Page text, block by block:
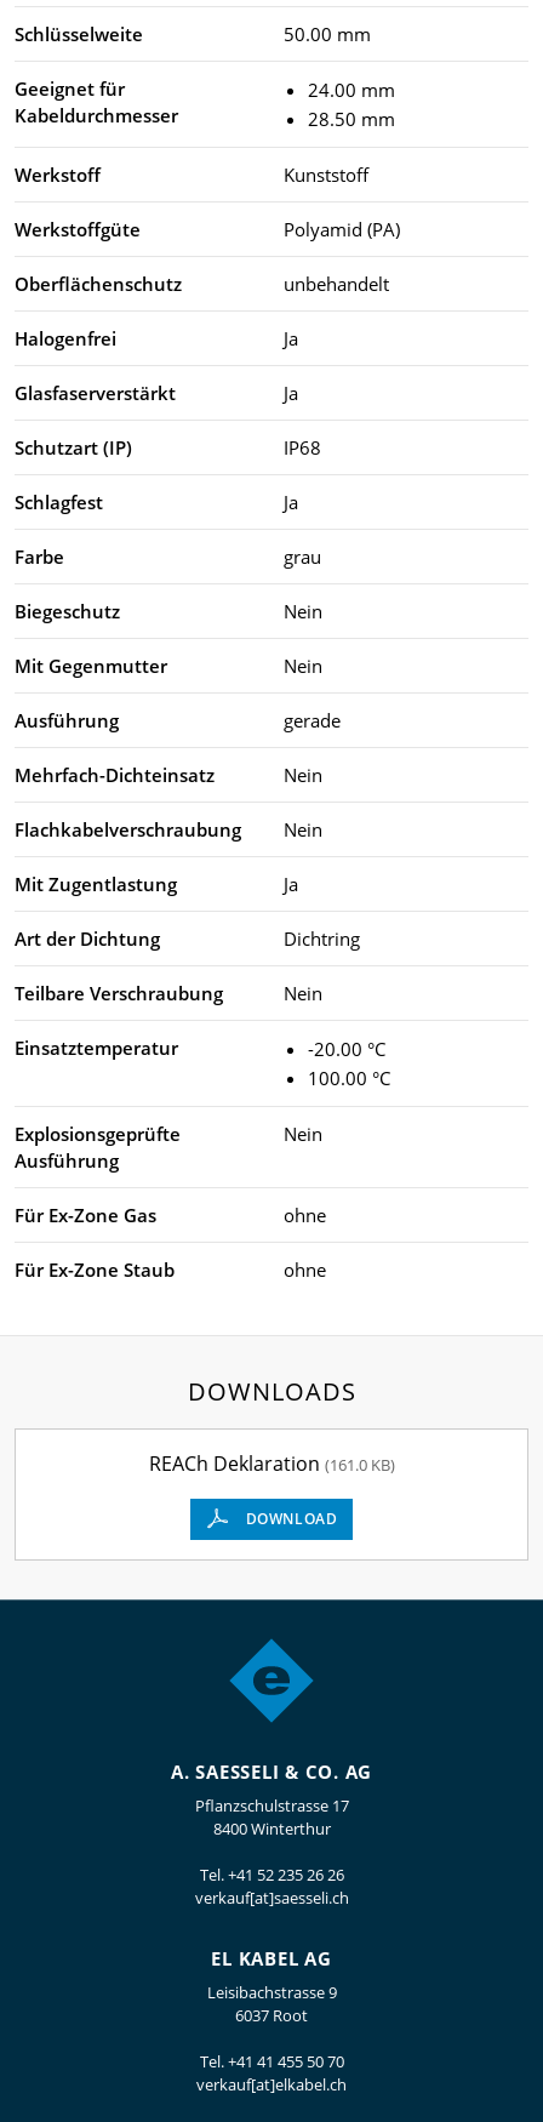
Schlüsselweite 50.00 mm
Geeignet für
Kabeldurchmesser
24.00 mm
28.50 mm
Werkstoff Kunststoff
Werkstoffgüte Polyamid (PA)
Oberflächenschutz unbehandelt
Halogenfrei Ja
Glasfaserverstärkt Ja
Schutzart (IP) IP68
Schlagfest Ja
Farbe grau
Biegeschutz Nein
Mit Gegenmutter Nein
Ausführung gerade
Mehrfach-Dichteinsatz Nein
Flachkabelverschraubung Nein
Mit Zugentlastung Ja
Art der Dichtung Dichtring
Teilbare Verschraubung Nein
Einsatztemperatur
-20.00 °C
100.00 °C
Explosionsgeprüfte
Ausführung
Nein
Für Ex-Zone Gas ohne
Für Ex-Zone Staub ohne
DOWNLOADS
REACh Deklaration (161.0 KB)
DOWNLOAD
A. SAESSELI & CO. AG
Pflanzschulstrasse 17
8400 Winterthur
Tel.+41 52 235 26 26
verkauf[at]saesseli.ch
EL KABEL AG
Leisibachstrasse 9
6037 Root
Tel.+41 41 455 50 70
verkauf[at]elkabel.ch